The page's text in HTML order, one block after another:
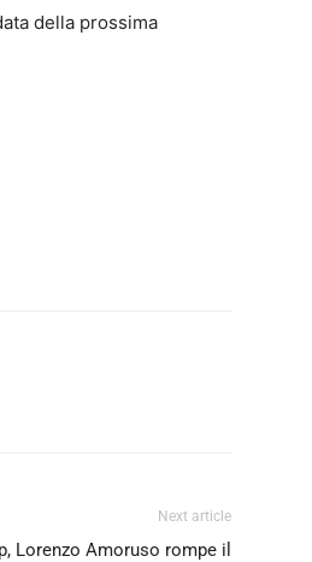
della prossima
Next article
Lorenzo Amoruso rompe il